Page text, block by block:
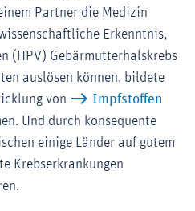
Partner die Medizin
Erkenntnis,
(HPV) Gebärmutterhalskrebs
auslösen können, bildete
von
Impfstoffen
Und durch konsequente
einige Länder auf gutem
Krebserkrankungen